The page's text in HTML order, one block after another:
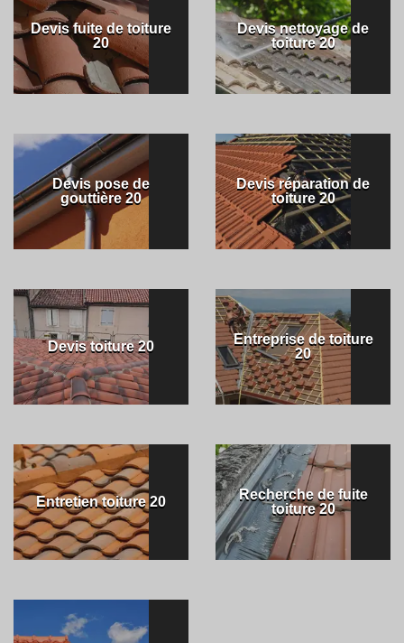
Devis fuite de toiture
20
Devis nettoyage de
toiture 20
Devis pose de
gouttière 20
Devis réparation de
toiture 20
Devis toiture 20
Entreprise de toiture
20
Entretien toiture 20
Recherche de fuite
toiture 20